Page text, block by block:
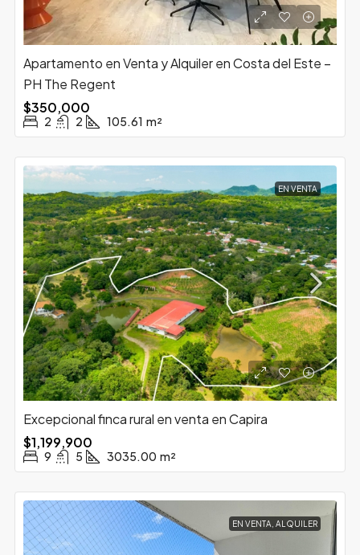
Apartamento en Venta y Alquiler en Costa del Este –
PH The Regent
$350,000
2 2 105.61 m²
EN VENTA
Excepcional finca rural en venta en Capira
$1,199,900
9 5 3035.00 m²
EN VENTA, ALQUILER